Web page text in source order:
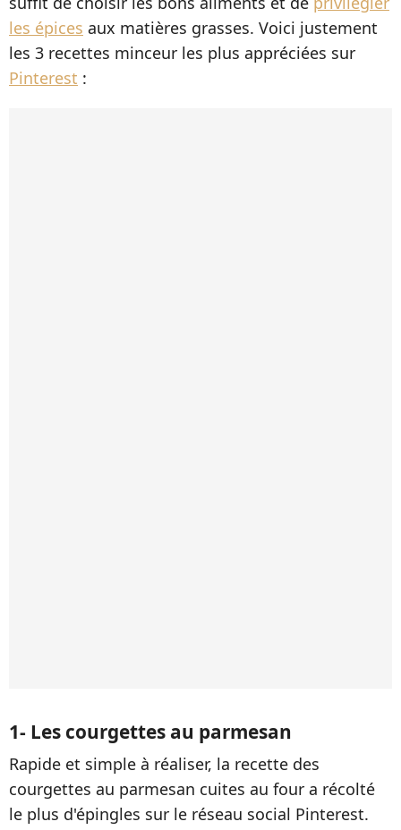
les épices aux matières grasses. Voici justement
les 3 recettes minceur les plus appréciées sur
Pinterest :
1- Les courgettes au parmesan
Rapide et simple à réaliser, la recette des
courgettes au parmesan cuites au four a récolté
le plus d'épingles sur le réseau social Pinterest.